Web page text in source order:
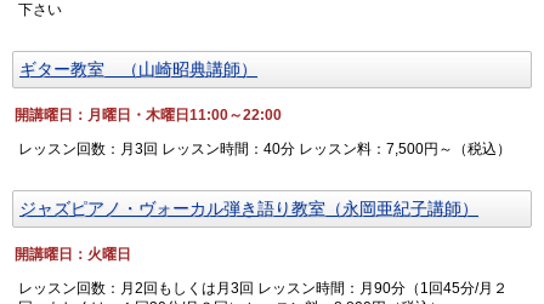
下さい
ギター教室 （山崎昭典講師）
開講曜日：月曜日・木曜日11:00～22:00
レッスン回数：月3回 レッスン時間：40分 レッスン料：7,500円～（税込）
ジャズピアノ・ヴォーカル弾き語り教室（永岡亜紀子講師）
開講曜日：火曜日
レッスン回数：月2回もしくは月3回 レッスン時間：月90分（1回45分/月２